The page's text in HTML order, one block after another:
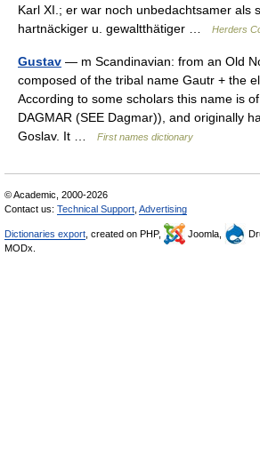
Karl XI.; er war noch unbedachtsamer als
hartnäckiger u. gewaltthätiger …
Herders
Gustav — m Scandinavian: from an Old
composed of the tribal name Gautr + the
According to some scholars this name is
DAGMAR (SEE Dagmar)), and originally
Goslav. It …
First names dictionary
© Academic, 2000-2026
Contact us: Technical Support Advertising
Dictionaries export , created on PHP, Joomla,
MODx.